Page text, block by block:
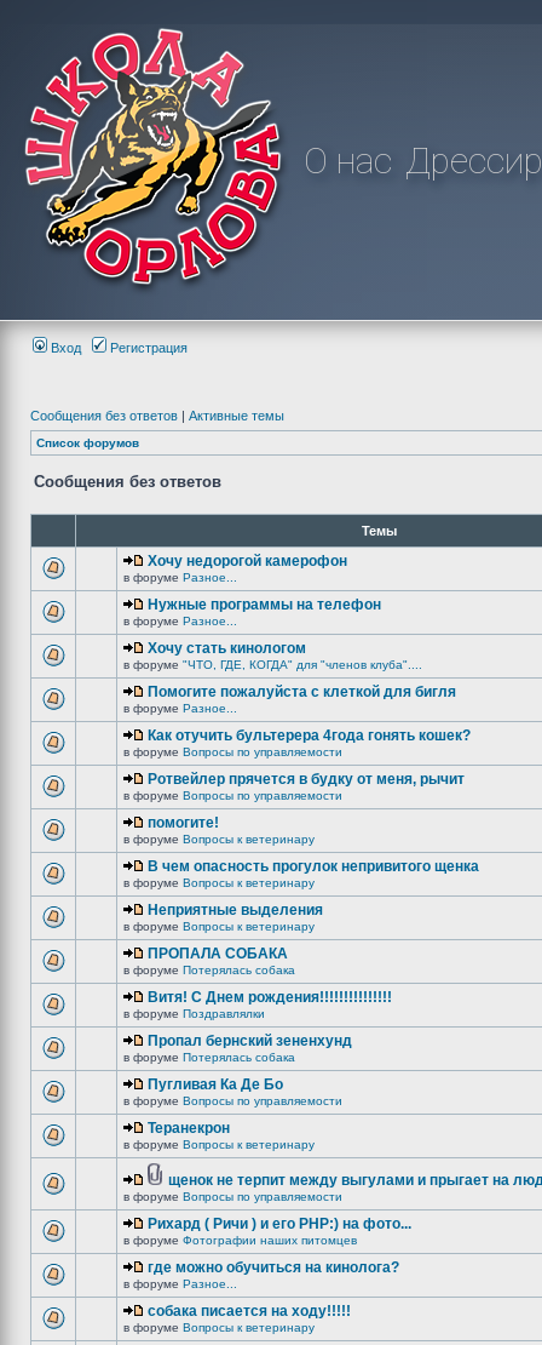
О нас
Вход Регистрация
Сообщения без ответов | Активные темы
Список форумов
Сообщения без ответов
Темы
Хочу недорогой камерофон
в форуме Разное...
Нужные программы на телефон
в форуме Разное...
Хочу стать кинологом
в форуме "ЧТО, ГДЕ, КОГДА" для "членов клуба"....
Помогите пожалуйста с клеткой для бигля
в форуме Разное...
Как отучить бультерера 4года гонять кошек?
в форуме Вопросы по управляемости
Ротвейлер прячется в будку от меня, рычит
в форуме Вопросы по управляемости
помогите!
в форуме Вопросы к ветеринару
В чем опасность прогулок непривитого щенка
в форуме Вопросы к ветеринару
Неприятные выделения
в форуме Вопросы к ветеринару
ПРОПАЛА СОБАКА
в форуме Потерялась собака
Витя! С Днем рождения!!!!!!!!!!!!!!!
в форуме Поздравлялки
Пропал бернский зененхунд
в форуме Потерялась собака
Пугливая Ка Де Бо
в форуме Вопросы по управляемости
Теранекрон
в форуме Вопросы к ветеринару
щенок не терпит между выгулами и прыгает на
в форуме Вопросы по управляемости
Рихард ( Ричи ) и его РНР:) на фото...
в форуме Фотографии наших питомцев
где можно обучиться на кинолога?
в форуме Разное...
собака писается на ходу!!!!!
в форуме Вопросы к ветеринару